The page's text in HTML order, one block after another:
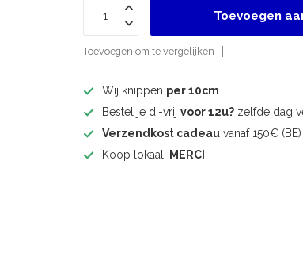
Toevoegen
Toevoegen om te vergelijken
Wij knippen per 10cm
Bestel je di-vrijvoor 12u? zelfde dag
Verzendkost cadeau vanaf 150€
Koop lokaal! MERCI